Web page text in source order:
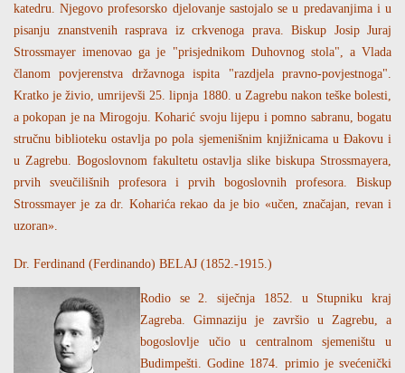
katedru. Njegovo profesorsko djelovanje sastojalo se u predavanjima i u
pisanju znanstvenih rasprava iz crkvenoga prava. Biskup Josip Juraj
Strossmayer imenovao ga je "prisjednikom Duhovnog stola", a Vlada
članom povjerenstva državnoga ispita "razdjela pravno-povjestnoga".
Kratko je živio, umrijevši 25. lipnja 1880. u Zagrebu nakon teške bolesti,
a pokopan je na Mirogoju. Koharić svoju lijepu i pomno sabranu, bogatu
stručnu biblioteku ostavlja po pola sjemenišnim knjižnicama u Đakovu i
u Zagrebu. Bogoslovnom fakultetu ostavlja slike biskupa Strossmayera,
prvih sveučilišnih profesora i prvih bogoslovnih profesora. Biskup
Strossmayer je za dr. Koharića rekao da je bio «učen, značajan, revan i
uzoran».
Dr. Ferdinand (Ferdinando) BELAJ (1852.-1915.)
Rodio se 2. siječnja 1852. u Stupniku kraj
Zagreba. Gimnaziju je završio u Zagrebu, a
bogoslovlje učio u centralnom sjemeništu u
Budimpešti. Godine 1874. primio je svećenički